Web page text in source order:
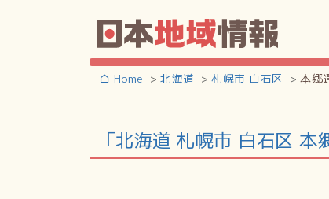
Home 北海道 札幌市 白石区 本郷
「北海道 札幌市 白石区 本